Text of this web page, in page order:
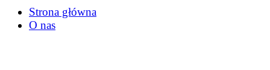
Strona główna
O nas